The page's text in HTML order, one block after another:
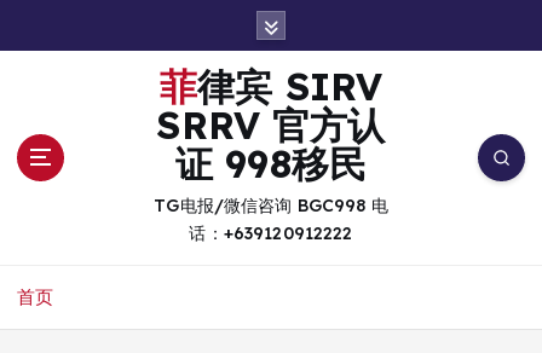
菲律宾 SIRV
SRRV 官方认
证 998移民
TG电报/微信咨询 BGC998 电
话：+639120912222
首页